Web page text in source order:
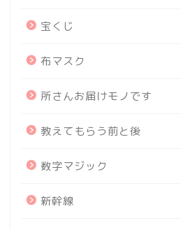
宝くじ
布マスク
所さんお届けモノです
教えてもらう前と後
数字マジック
新幹線